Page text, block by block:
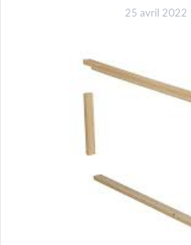
25 avril 2022